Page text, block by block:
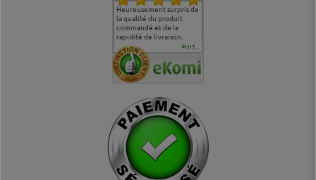
Heureusement surpris de
la qualité du produit
commandé et de la
rapidité de livraison.
de l'aménagement et ne
regrette pas mon achat.
PLUS...